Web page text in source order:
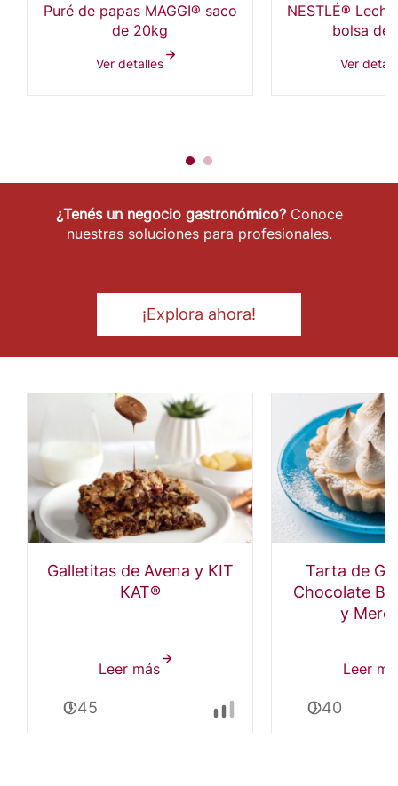
Puré de papas MAGGI® saco
de 20kg
Ver detalles
NESTLÉ®
bolsa de
Ver
¿Tenés un negocio gastronómico?Conoce
nuestras soluciones para profesionales.
¡Explora ahora!
Galletitas de Avena y KIT
KAT®
Leer más sobre
0:45
Tarta de
Chocolate
y
Leer
0:40